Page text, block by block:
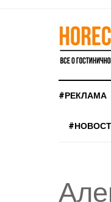
#РЕКЛАМА